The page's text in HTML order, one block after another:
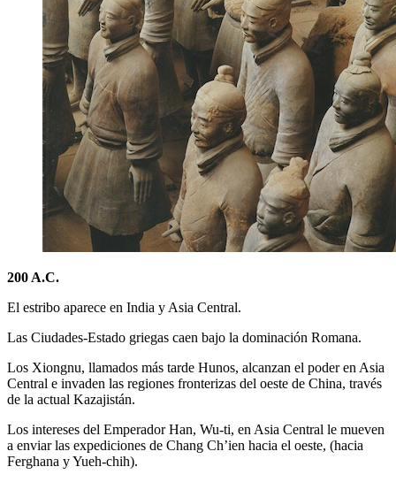
200 A.C.
El estribo aparece en India y Asia Central.
Las Ciudades-Estado griegas caen bajo la dominación Romana.
Los Xiongnu, llamados más tarde Hunos, alcanzan el poder en Asia
Central e invaden las regiones fronterizas del oeste de China, través
de la actual Kazajistán.
Los intereses del Emperador Han, Wu-ti, en Asia Central le mueven
a enviar las expediciones de Chang Ch’ien hacia el oeste, (hacia
Ferghana y Yueh-chih).